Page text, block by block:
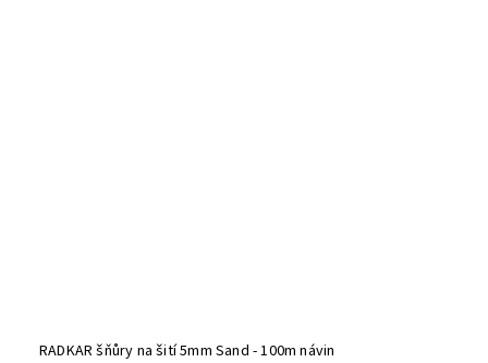
RADKAR šňůry na šití 5mm Sand - 100m návin